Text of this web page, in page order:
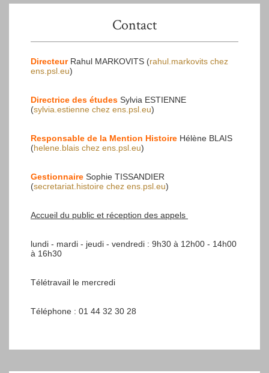
Contact
Directeur Rahul MARKOVITS (rahul.markovits chez
ens.psl.eu)
Directrice des études Sylvia ESTIENNE
(sylvia.estienne chez ens.psl.eu)
Responsable de la Mention Histoire Hélène BLAIS
(helene.blais chez ens.psl.eu)
Gestionnaire Sophie TISSANDIER
(secretariat.histoire chez ens.psl.eu)
Accueil du public et réception des appels
lundi - mardi - jeudi - vendredi : 9h30 à 12h00 - 14h00
à 16h30
Télétravail le mercredi
Téléphone : 01 44 32 30 28